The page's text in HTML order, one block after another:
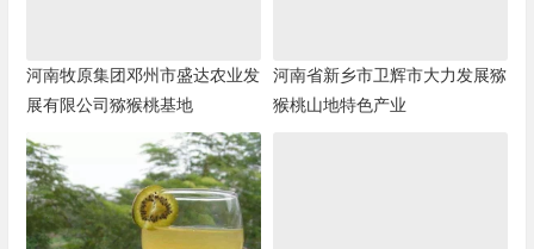
河南牧原集团邓州市盛达农业发
展有限公司猕猴桃基地
河南省新乡市卫辉市大力发展猕
猴桃山地特色产业